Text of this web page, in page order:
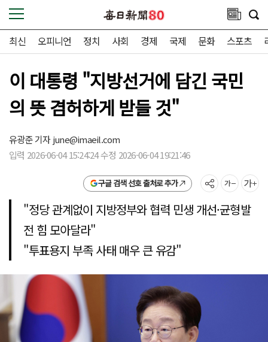
최신 오피니언 정치 사회 경제 국제 문화 스포츠
이 대통령 "지방선거에 담긴 국민
의 뜻 겸허하게 받들 것"
유광준 기자june@imaeil.com
입력 2026-06-04 15:24:24 수정 2026-06-04 19:21:46
구글 검색 선호 출처로 추가
"정당 관계없이 지방정부와 협력 민생 개선·균형발
전 힘 모아달라"
"투표용지 부족 사태 매우 큰 유감"